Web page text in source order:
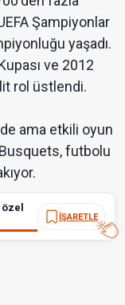
Şampiyonlar
yaşadı.
ve 2012
rol üstlendi.
ama etkili oyun
Busquets, futbolu
İŞARETLE